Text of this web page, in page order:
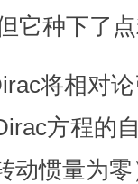
它种下了
将相对
方程的
动惯量为